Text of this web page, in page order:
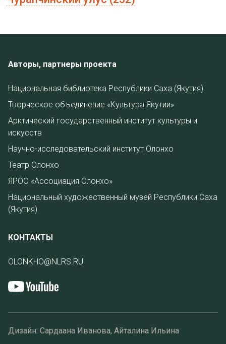
Авторы, партнеры проекта
Национальная библиотека Республики Саха (Якутия)
Творческое объединение «Культура Якутии»
Арктический государственный институт культуры и
искусств
Научно-исследовательский институт Олонхо
Театр Олонхо
ЯРОО «Ассоциация Олонхо»
Национальный художественный музей Республики Саха
(Якутия)
КОНТАКТЫ
OLONKHO@NLRS.RU
Дизайн: Сардаана Иванова, Айталина Ильина